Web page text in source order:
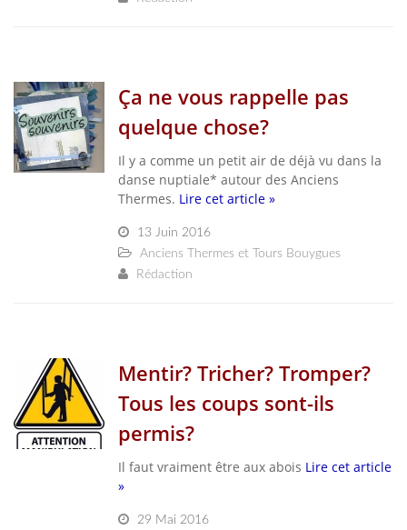
Ça ne vous rappelle pas
quelque chose?
Il y a comme un petit air de déjà vu dans la
danse nuptiale* autour des Anciens
Thermes. Lire cet article »
13 Juin 2016
Anciens Thermes et Tours Bouygues
Rédaction
Mentir? Tricher? Tromper?
Tous les coups sont-ils
permis?
Il faut vraiment être aux abois Lire cet article
»
29 Mai 2016